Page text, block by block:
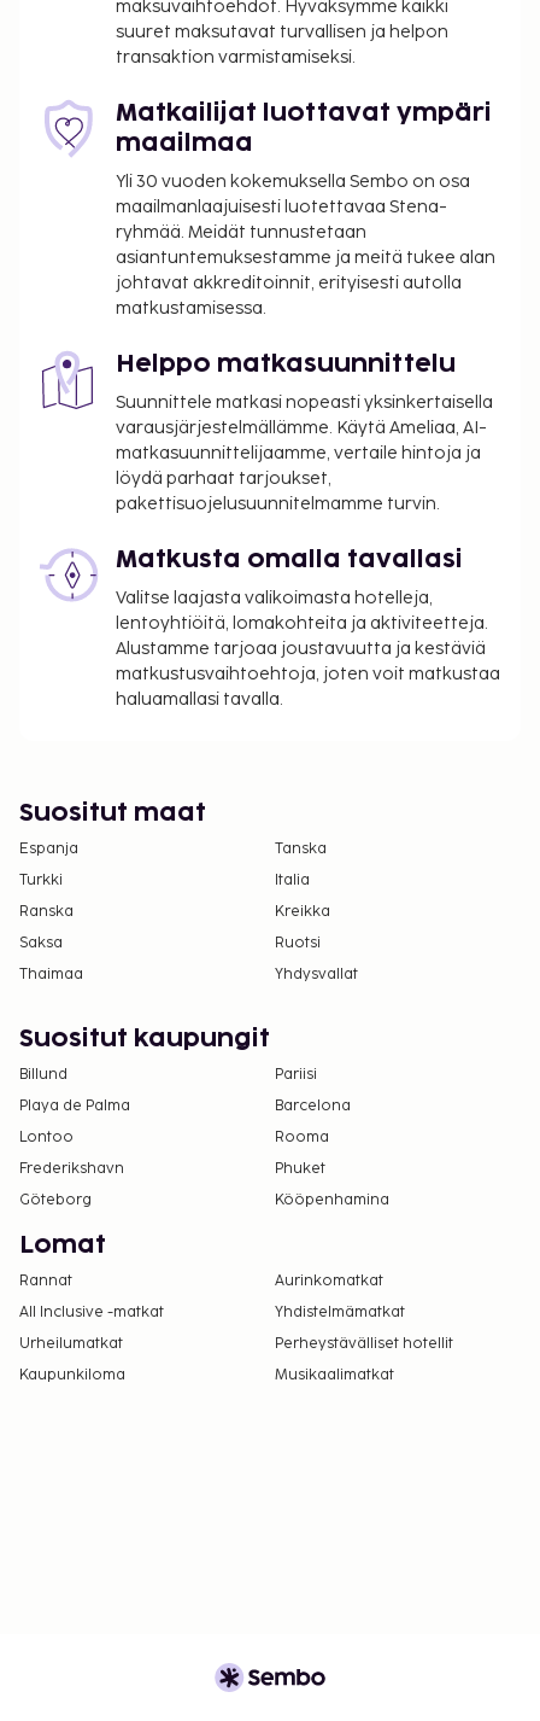
sovellettavat verot:
Kaupungin perimä vero: 1.65 EUR per henkilö
vanhoilta lapsilta.
ilmoittamat maksut.
Maksu buffetaamiaisesta: noin 13.50 EUR
aikuisille ja 6.75 EUR lapsille
Lemmikit: 12 EUR per lemmikki per yö
Avustajaeläimistä ei veloiteta lisämaksuja
Yllä oleva luettelo ei ehkä kata kaikkea. Maksut ja
takuumaksut eivät välttämättä sisällä veroja, ja ne
saattavat muuttua.
Kansallisten määräysten vuoksi käteismaksut
eivät voi ylittää 1000 EUR:n suuruista summaa
ottamalla yhteyttä majoituspaikkaan
varausvahvistuksessa olevien tietojen avulla.
Kausiluontoinen uima-allas on käytettävissä 19.
toukokuuta – 30. syyskuuta.
Tässä kuvauksessa käytetyt valokuvat ovat osa
hotellin yrityskuvaa ja niitä käytetään vain
maksuvaihtoehdot. Hyväksymme kaikki
suuret maksutavat turvallisen ja helpon
transaktion varmistamiseksi.
Matkailijat luottavat ympäri
maailmaa
Yli 30 vuoden kokemuksella Sembo on osa
maailmanlaajuisesti luotettavaa Stena-
ryhmää. Meidät tunnustetaan
asiantuntemuksestamme ja meitä tukee alan
johtavat akkreditoinnit, erityisesti autolla
matkustamisessa.
Helppo matkasuunnittelu
Suunnittele matkasi nopeasti yksinkertaisella
varausjärjestelmällämme. Käytä Ameliaa, AI-
matkasuunnittelijaamme, vertaile hintoja ja
löydä parhaat tarjoukset,
pakettisuojelusuunnitelmamme turvin.
Matkusta omalla tavallasi
Valitse laajasta valikoimasta hotelleja,
lentoyhtiöitä, lomakohteita ja aktiviteetteja.
Alustamme tarjoaa joustavuutta ja kestäviä
matkustusvaihtoehtoja, joten voit matkustaa
haluamallasi tavalla.
Suositut maat
Espanja
Tanska
Turkki
Italia
Ranska
Kreikka
Saksa
Ruotsi
Thaimaa
Yhdysvallat
Suositut kaupungit
Billund
Pariisi
Playa de Palma
Barcelona
Lontoo
Rooma
Frederikshavn
Phuket
Göteborg
Kööpenhamina
Lomat
Rannat
Aurinkomatkat
All Inclusive -matkat
Yhdistelmämatkat
Urheilumatkat
Perheystävälliset hotellit
Kaupunkiloma
Musikaalimatkat